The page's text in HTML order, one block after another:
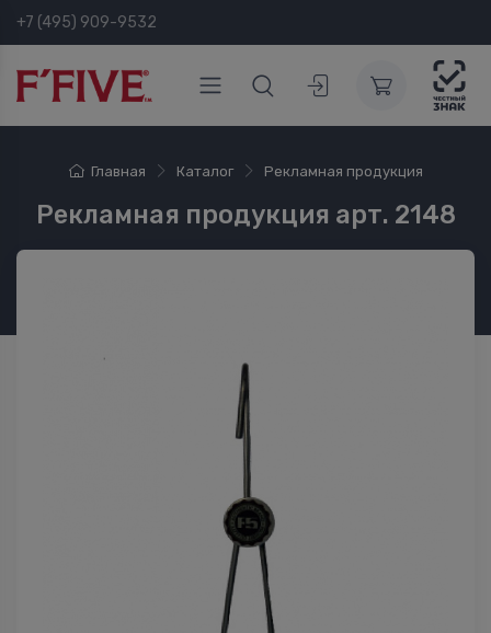
+7 (495) 909-9532
Главная Каталог Рекламная продукция
Рекламная продукция арт. 2148